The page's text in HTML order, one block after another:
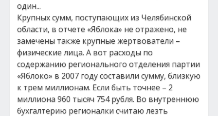
один...
Крупных сумм, поступающих из Челябинской
области, в отчете «Яблока» не отражено, не
замечены также крупные жертвователи –
физические лица. А вот расходы по
содержанию регионального отделения партии
«Яблоко» в 2007 году составили сумму, близкую
к трем миллионам. Если быть точнее – 2
миллиона 960 тысяч 754 рубля. Во внутреннюю
бухгалтерию регионалки считаю лезть